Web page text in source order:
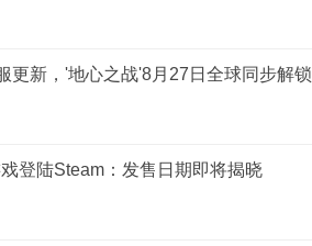
更新，'地心之战'8月27日全球同步解锁
登陆Steam：发售日期即将揭晓